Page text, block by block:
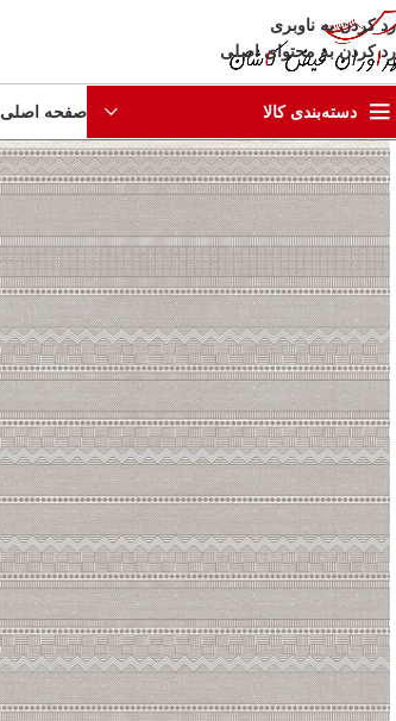
رد کردن به ناوبری
رد کردن به محتوای اصلی
دسته‌بندی کالا صفحه اصلی